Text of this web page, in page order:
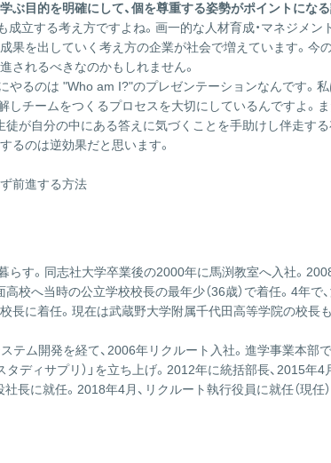
目的を明確にして、個を尊重する姿勢がポイントになる
も成立する考え方ですよね。画一的な人材育成・マネジメ
果を出していく考え方の企業が社会で増えています。今
されるべきなのかもしれません。
やるのは "Who am I?"のプレゼンテーションなんです。
チームをつくるプロセスを大切にしているんですよ。ま
が自分の中にある答えに気づくことを手助けし伴走する
るのは逆効果だと思います。
前進する方法
す。同志社大学卒業後の2000年に馬渕教室へ入社。
校へ当時の公立学校校長の最年少（36歳）で着任。4年で
長に着任。現在は武蔵野大学附属千代田高等学院の校長も
テム開発を経て、2006年リクルート入社。進学事業本部
タディサプリ）」を立ち上げ。2012年に統括部長、2015
に就任。2018年4月、リクルート執行役員に就任（現任）